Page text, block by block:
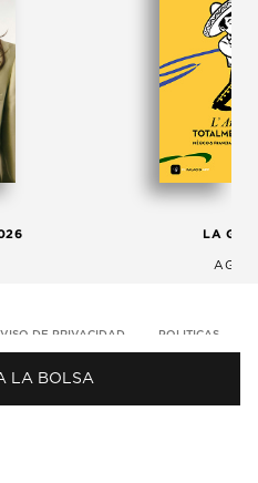
LA BOLSA
LA
DE PRIVACIDAD POLITICAS